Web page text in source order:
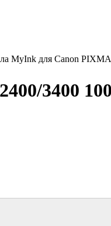
MyInk для Canon
3400